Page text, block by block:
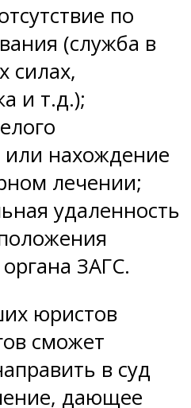
по
(служба в
силах,
и т.д.);
или нахождение
лечении;
удаленность
ЗАГС.
юристов
сможет
в суд
дающее